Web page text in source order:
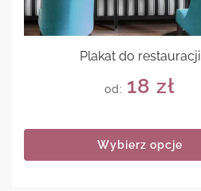
Plakat do restauracji
od: 18 zł
Wybierz opcje